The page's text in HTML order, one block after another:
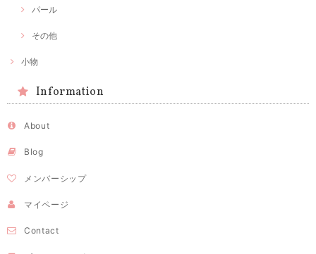
パール
その他
小物
Information
About
Blog
メンバーシップ
マイページ
Contact